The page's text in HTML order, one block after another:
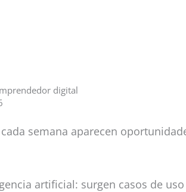
digital
semana aparecen
artificial: surgen casos de